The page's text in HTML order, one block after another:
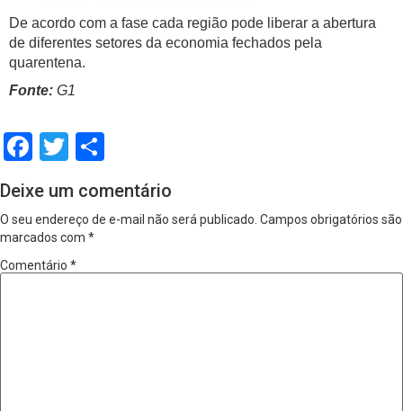
De acordo com a fase cada região pode liberar a abertura
de diferentes setores da economia fechados pela
quarentena.
Fonte: G1
Facebook
Twitter
Deixe um comentário
O seu endereço de e-mail não será publicado. Campos obrigatórios são
marcados com *
Comentário *